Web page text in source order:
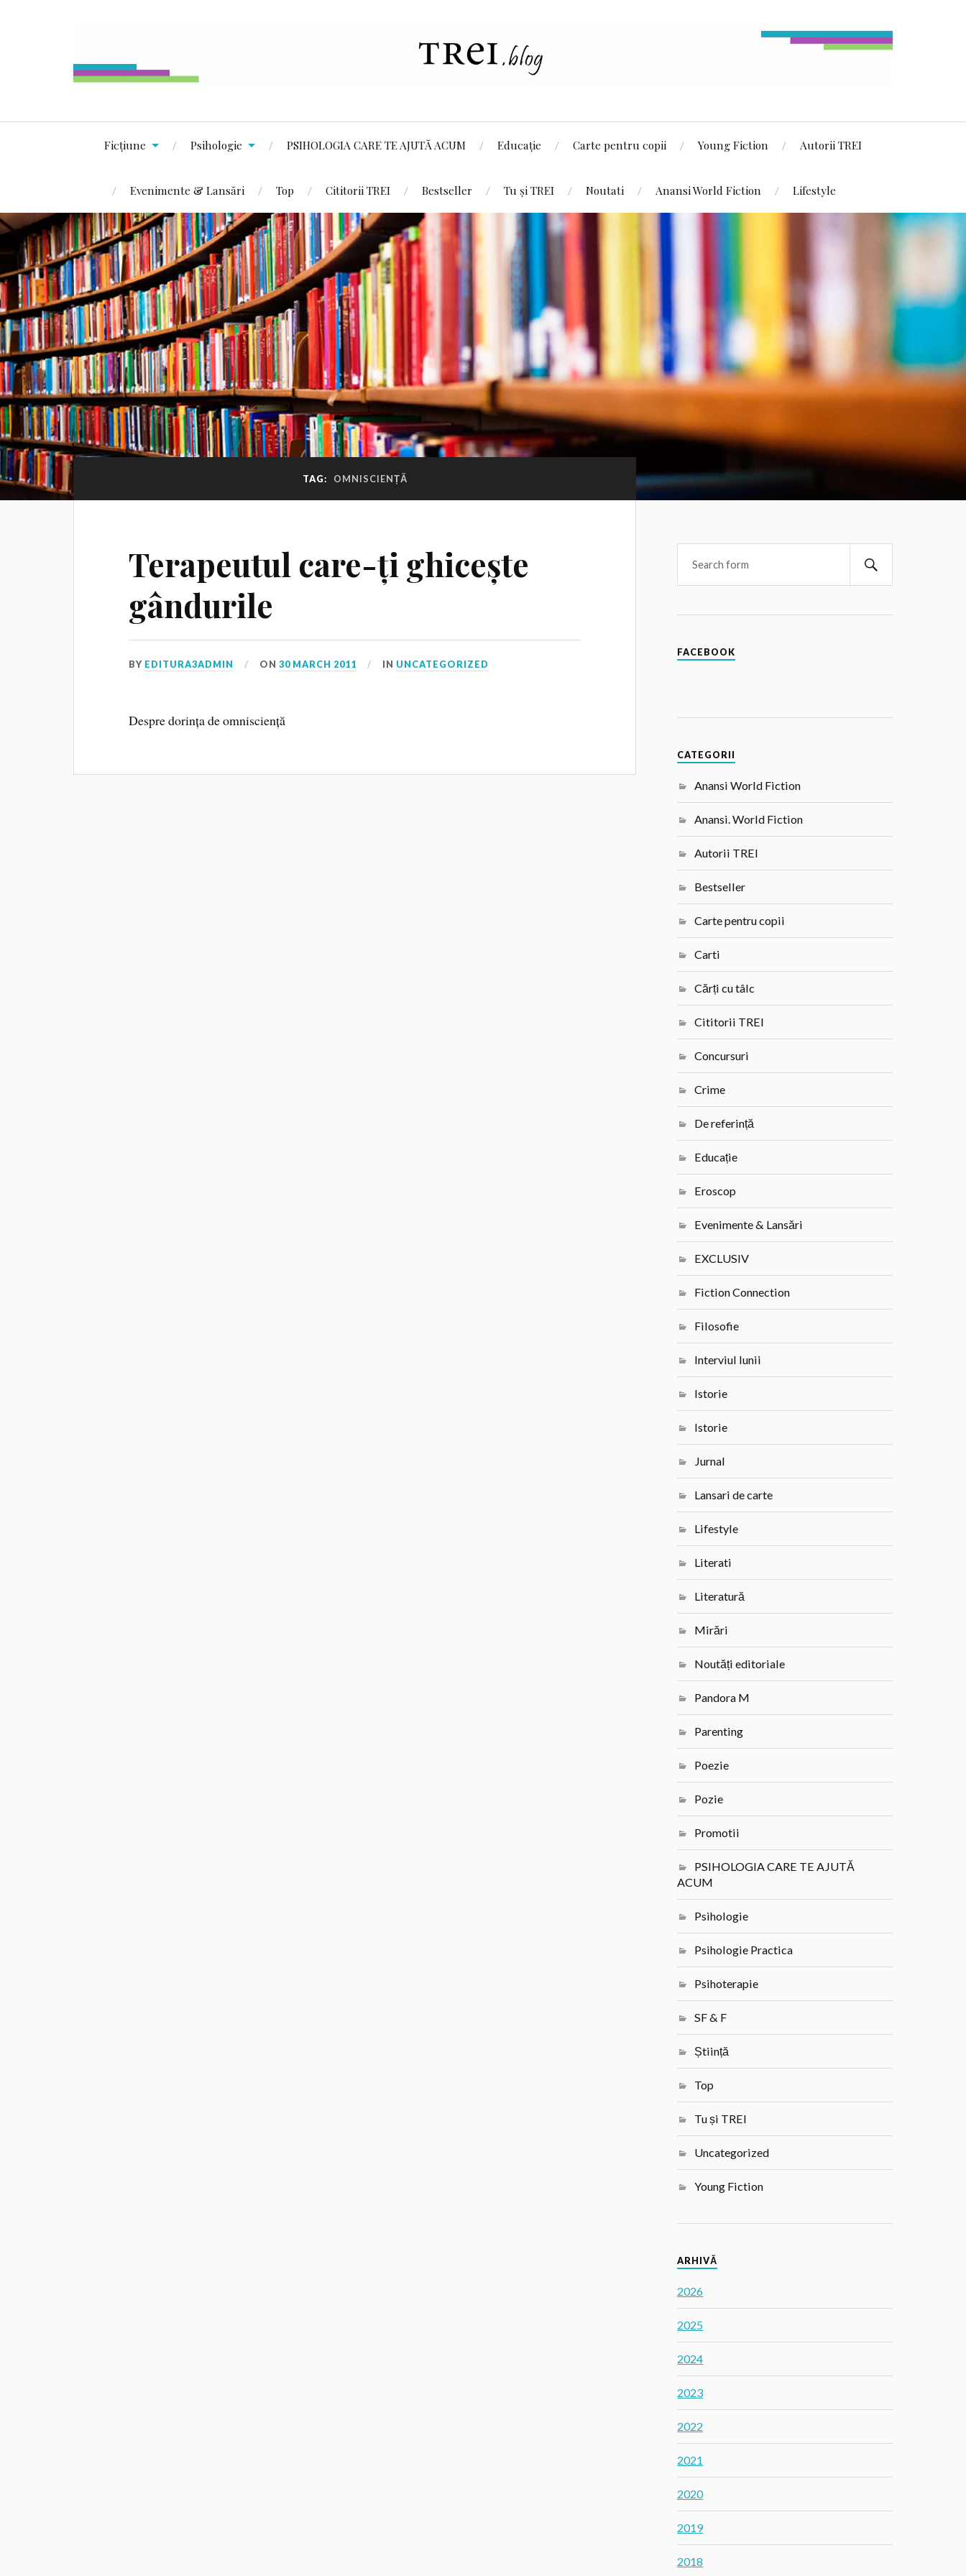
Ficțiune Psihologie PSIHOLOGIA CARE TE AJUTĂ ACUM Educație Carte pentru copii Young Fiction Autorii TREI
Evenimente & Lansări Top Cititorii TREI Bestseller Tu și TREI Noutati Anansi World Fiction Lifestyle
TAG: OMNISCIENȚĂ
Terapeutul care-ți ghicește
gândurile
BY EDITURA3ADMIN ON30 MARCH 2011 IN UNCATEGORIZED
Despre dorința de omnisciență
FACEBOOK
CATEGORII
Anansi World Fiction
Anansi. World Fiction
Autorii TREI
Bestseller
Carte pentru copii
Carti
Cărți cu tâlc
Cititorii TREI
Concursuri
Crime
De referință
Educație
Eroscop
Evenimente & Lansări
EXCLUSIV
Fiction Connection
Filosofie
Interviul lunii
Istorie
Istorie
Jurnal
Lansari de carte
Lifestyle
Literati
Literatură
Mirări
Noutăți editoriale
Pandora M
Parenting
Poezie
Pozie
Promotii
PSIHOLOGIA CARE TE AJUTĂ
ACUM
Psihologie
Psihologie Practica
Psihoterapie
SF & F
Știință
Top
Tu și TREI
Uncategorized
Young Fiction
ARHIVĂ
2026
2025
2024
2023
2022
2021
2020
2019
2018